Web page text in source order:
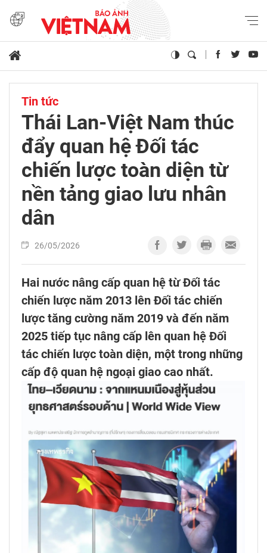
Tin tức
Thái Lan-Việt Nam thúc
đẩy quan hệ Đối tác
chiến lược toàn diện từ
nền tảng giao lưu nhân
dân
26/05/2026
Hai nước nâng cấp quan hệ từ Đối tác
chiến lược năm 2013 lên Đối tác chiến
lược tăng cường năm 2019 và đến năm
2025 tiếp tục nâng cấp lên quan hệ Đối
tác chiến lược toàn diện, một trong những
cấp độ quan hệ ngoại giao cao nhất.